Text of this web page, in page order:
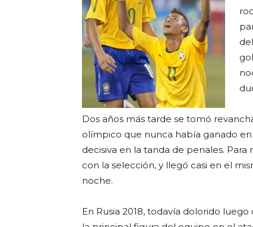
Dos años más tarde se tomó
olímpico que nunca había ganado
decisiva en la tanda de penales.
con la selección, y llegó casi en el
noche.
En Rusia 2018, todavía dolorido